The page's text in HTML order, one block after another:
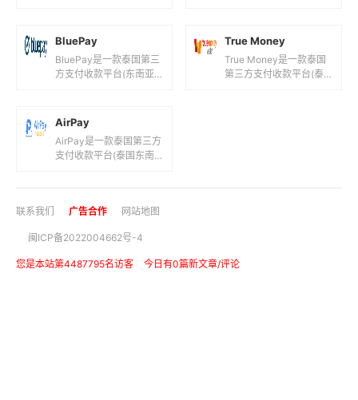
子支付、转账和汇款服
务。2C2...
币之间的电子支付、转账
BluePay
BluePay是一款泰国第三
方支付收款平台(东南亚
加坡元等国际主流货币之
True Money
True Money是一款泰国
第三方支付收款平台(泰
AirPay
AirPay是一款泰国第三方
支付收款平台(泰国东南
和汇...
联系我们 广告合作 网站地图
闽ICP备2022004662号-4
您是本站第4487795名访客 今日有0篇新文章/评论